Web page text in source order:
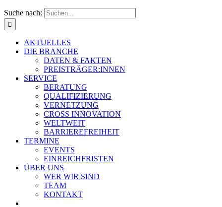
Suche nach:
AKTUELLES
DIE BRANCHE
DATEN & FAKTEN
PREISTRÄGER:INNEN
SERVICE
BERATUNG
QUALIFIZIERUNG
VERNETZUNG
CROSS INNOVATION
WELTWEIT
BARRIEREFREIHEIT
TERMINE
EVENTS
EINREICHFRISTEN
ÜBER UNS
WER WIR SIND
TEAM
KONTAKT